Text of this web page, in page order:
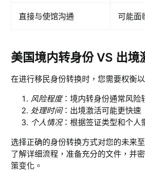
直接与使馆沟通 可能面
美国境内转身份 VS 出境
在进行移民身份转换时，您需要权衡
风险程度：境内转身份通常风险
处理时间：出境激活可能更快速
个人情况：根据签证类型和个人
选择正确的身份转换方式对您的未来
了解详细流程，准备充分的文件，并
策变化。